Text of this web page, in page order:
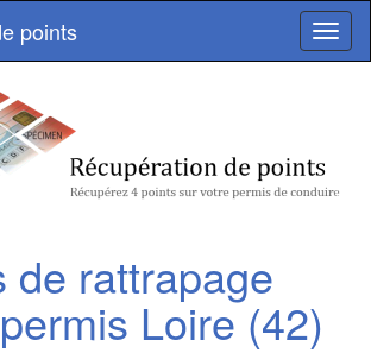
points
de rattrapage
Loire (42)